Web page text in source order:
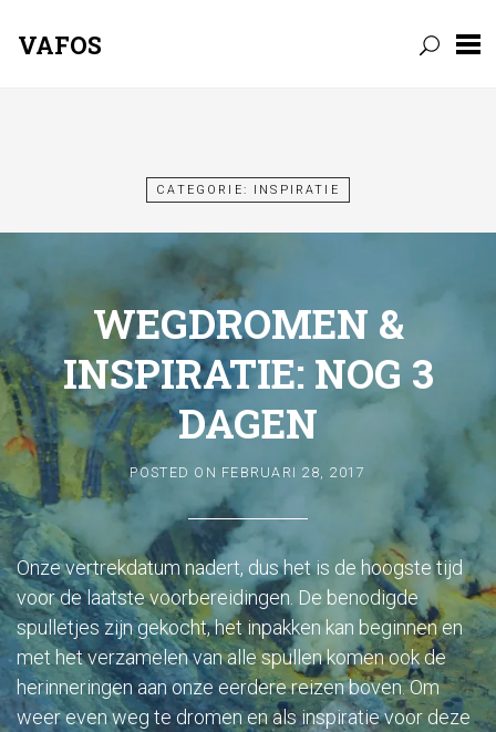
VAFOS
CATEGORIE: INSPIRATIE
WEGDROMEN &
INSPIRATIE: NOG 3
DAGEN
POSTED ON FEBRUARI 28, 2017
Onze vertrekdatum nadert, dus het is de hoogste tijd
voor de laatste voorbereidingen. De benodigde
spulletjes zijn gekocht, het inpakken kan beginnen en
met het verzamelen van alle spullen komen ook de
herinneringen aan onze eerdere reizen boven. Om
weer even weg te dromen en als inspiratie voor deze